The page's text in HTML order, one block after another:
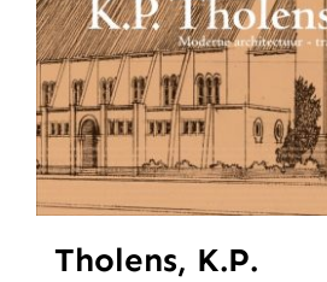
Tholens, K.P.